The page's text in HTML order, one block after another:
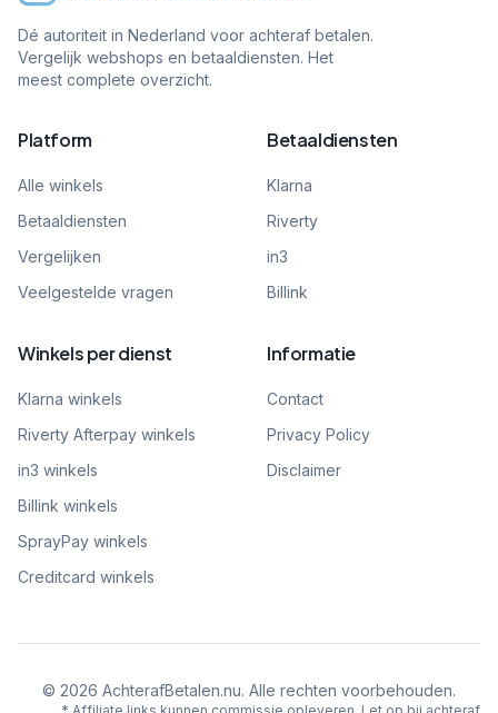
Dé autoriteit in Nederland voor achteraf betalen.
Vergelijk webshops en betaaldiensten. Het
meest complete overzicht.
Platform
Alle winkels
Betaaldiensten
Vergelijken
Veelgestelde vragen
Betaaldiensten
Klarna
Riverty
in3
Billink
Winkels per dienst
Klarna winkels
Riverty Afterpay winkels
in3 winkels
Billink winkels
SprayPay winkels
Creditcard winkels
Informatie
Contact
Privacy Policy
Disclaimer
© 2026 AchterafBetalen.nu. Alle rechten voorbehouden.